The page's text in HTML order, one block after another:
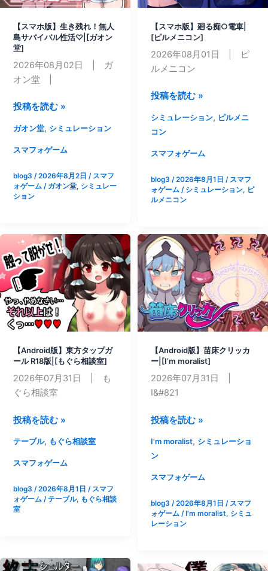
あ
た
り
ま
え
錆]
【スマホ版】生き残れ！無人
島サバイバル性活♡|[ガオン
堂]
2026年08月02日 | ガ
オン堂 |
【ス
ホ
版】
き
残
人
島
サ
バ
イ
バ
ル
活
♡|
[ガ
オ
堂]
投稿を読む »
ガオン堂, シミュレーション
スマフォゲーム
blog3 /2026年8月2日 / スマフ
ォゲーム / ガオン堂, シミュレー
ション
【スマホ版】廻る痴○電車|
[ピルメニコン]
2026年08月01日 | ピ
ルメニコン
【ス
ホ
版】
廻
痴
○
[ピ
ル
メ
ニ
コ
ン]
投稿を読む »
シミュレーション, ピルメニ
コン
スマフォゲーム
blog3 /2026年8月1日 / スマフ
ォゲーム / シミュレーション, ピ
ルメニコン
【Android版】東方タップガ
ール R18版|[もぐら相談室]
2026年07月31日 | も
ぐら相談室
【Android
東
方
ッ
プ
R18
投稿を読む »
テーブル, もぐら相談室
スマフォゲーム
blog3 /2026年8月1日 / スマフ
ォゲーム /テーブル, もぐら相談
室
【Android版】苗床クリッカ
ー|[I’m moralist]
2026年07月31日 |
I&#821
【Android
床
ク
ッ
カ
moralist]
投稿を読む »
I'm moralist, シミュレーショ
ン
スマフォゲーム
blog3 /2026年8月1日 / スマフ
ォゲーム /I'm moralist, シミュ
レーション